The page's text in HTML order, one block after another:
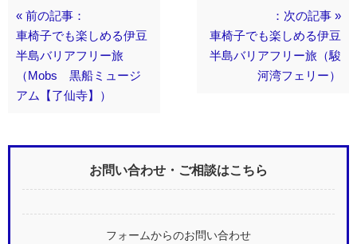
« 前の記事：
車椅子でも楽しめる伊豆
半島バリアフリー旅
（Mobs 黒船ミュージ
アム【了仙寺】）
：次の記事 »
車椅子でも楽しめる伊豆
半島バリアフリー旅（駿
河湾フェリー）
お問い合わせ・ご相談はこちら
フォームからのお問い合わせ